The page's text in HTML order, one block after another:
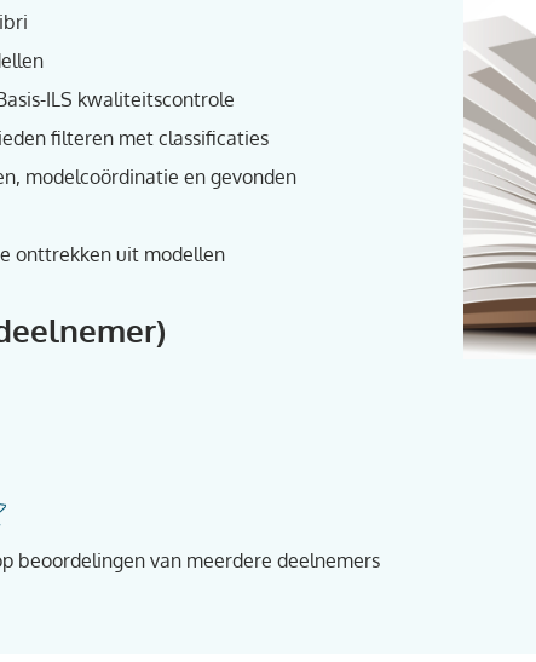
ILS kwaliteitscontrole
filteren met classificaties
modelcoördinatie en gevonden
onttrekken uit modellen
beoordelingen van meerdere deelnemers